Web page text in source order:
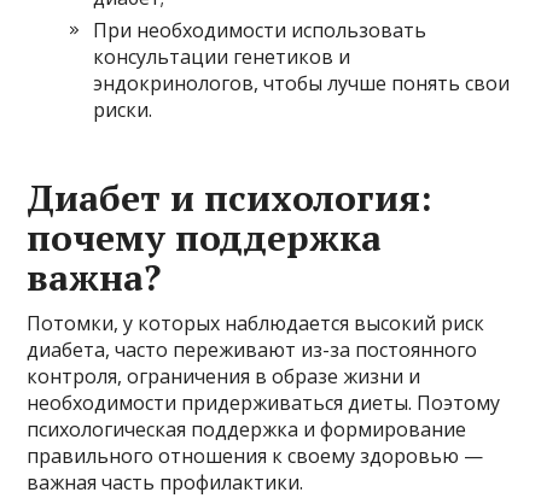
При необходимости использовать
консультации генетиков и
эндокринологов, чтобы лучше понять свои
риски.
Диабет и психология:
почему поддержка
важна?
Потомки, у которых наблюдается высокий риск
диабета, часто переживают из-за постоянного
контроля, ограничения в образе жизни и
необходимости придерживаться диеты. Поэтому
психологическая поддержка и формирование
правильного отношения к своему здоровью —
важная часть профилактики.